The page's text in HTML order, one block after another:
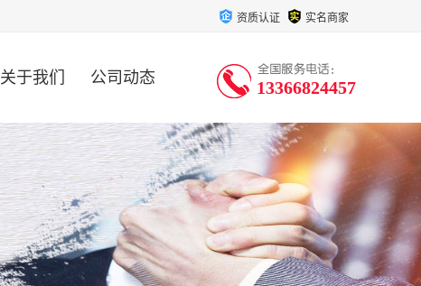
资质认证 实名商家
关于我们 公司动态 13366824457